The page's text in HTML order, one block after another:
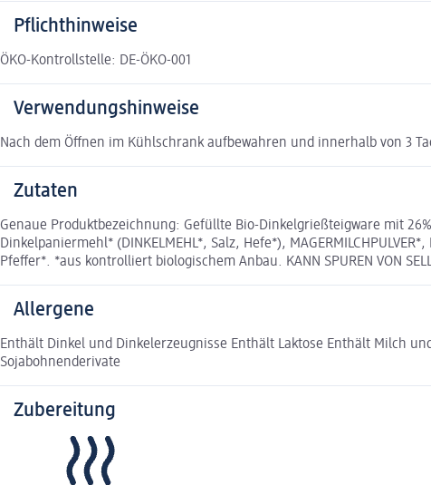
Pflichthinweise
ÖKO-Kontrollstelle: DE-ÖKO-001
Verwendungshinweise
Nach dem Öffnen im Kühlschrank aufbewahren und innerhalb von 3
Zutaten
Genaue Produktbezeichnung: Gefüllte Bio-Dinkelgrießteigware mit 26%
Dinkelpaniermehl* (DINKELMEHL*, Salz, Hefe*),
Pfeffer*. *aus kontrolliert biologischem Anbau. KANN SPUREN VON
Allergene
Enthält Dinkel und Dinkelerzeugnisse Enthält Laktose Enthält Milch
Sojabohnenderivate
Zubereitung